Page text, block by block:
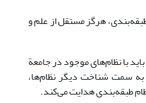
هرگز مستقل از علم و
با نظام‌های موجود در جامعة
سمت شناخت دیگر نظام‌ها،
طبقه‌بندی هدایت می‌کند.